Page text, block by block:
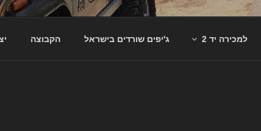
למכירה יד 2 ג'יפים שורדים בישראל הקבוצה